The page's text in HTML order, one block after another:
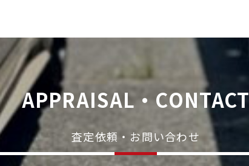
APPRAISAL・CONTACT
査定依頼・お問い合わせ